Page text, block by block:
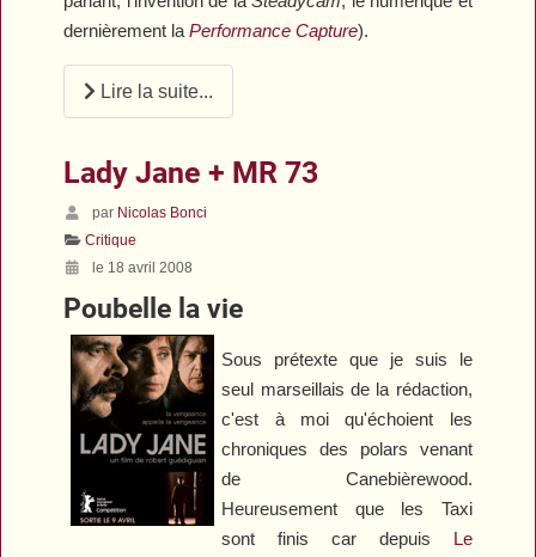
dernièrement laPerformance Capture).
Lire la suite...
Lady Jane + MR 73
par Nicolas Bonci
Critique
le 18 avril 2008
Poubelle la vie
Sous prétexte que je suis le
seul marseillais de la rédaction,
c'est à moi qu'échoient les
chroniques des polars venant
de Canebièrewood.
Heureusement que les Taxi
sont finis car depuis Le